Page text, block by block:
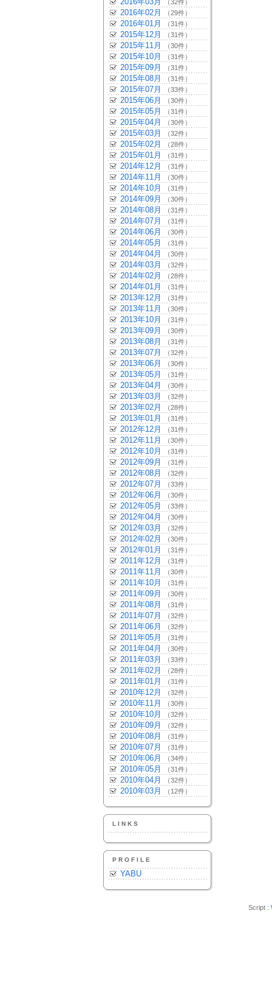
（32件）
2016年02月 （29件）
2016年01月 （31件）
2015年12月 （31件）
2015年11月 （30件）
2015年10月 （31件）
2015年09月 （31件）
2015年08月 （31件）
2015年07月 （33件）
2015年06月 （30件）
2015年05月 （31件）
2015年04月 （30件）
2015年03月 （32件）
2015年02月 （28件）
2015年01月 （31件）
2014年12月 （31件）
2014年11月 （30件）
2014年10月 （31件）
2014年09月 （30件）
2014年08月 （31件）
2014年07月 （31件）
2014年06月 （30件）
2014年05月 （31件）
2014年04月 （30件）
2014年03月 （32件）
2014年02月 （28件）
2014年01月 （31件）
2013年12月 （31件）
2013年11月 （30件）
2013年10月 （31件）
2013年09月 （30件）
2013年08月 （31件）
2013年07月 （32件）
2013年06月 （30件）
2013年05月 （31件）
2013年04月 （30件）
2013年03月 （32件）
2013年02月 （28件）
2013年01月 （31件）
2012年12月 （31件）
2012年11月 （30件）
2012年10月 （31件）
2012年09月 （31件）
2012年08月 （32件）
2012年07月 （33件）
2012年06月 （30件）
2012年05月 （33件）
2012年04月 （30件）
2012年03月 （32件）
2012年02月 （30件）
2012年01月 （31件）
2011年12月 （31件）
2011年11月 （30件）
2011年10月 （31件）
2011年09月 （30件）
2011年08月 （31件）
2011年07月 （32件）
2011年06月 （32件）
2011年05月 （31件）
2011年04月 （30件）
2011年03月 （33件）
2011年02月 （28件）
2011年01月 （31件）
2010年12月 （32件）
2010年11月 （30件）
2010年10月 （32件）
2010年09月 （32件）
2010年08月 （31件）
2010年07月 （31件）
2010年06月 （34件）
2010年05月 （31件）
2010年04月 （32件）
2010年03月 （12件）
LINKS
PROFILE
YABU
Script :